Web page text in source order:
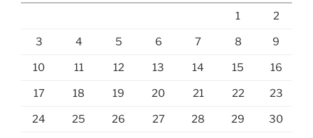
1 2
3 4 5 6 7 8 9
10 11 12 13 14 15 16
17 18 19 20 21 22 23
24 25 26 27 28 29 30